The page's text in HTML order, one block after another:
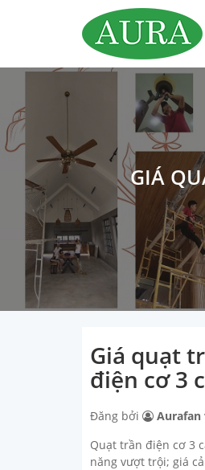
GIÁ
Giá quạt
điện cơ 3
Đăng bởi Aurafan
Quạt trần điện cơ 3
năng vượt trội; giá